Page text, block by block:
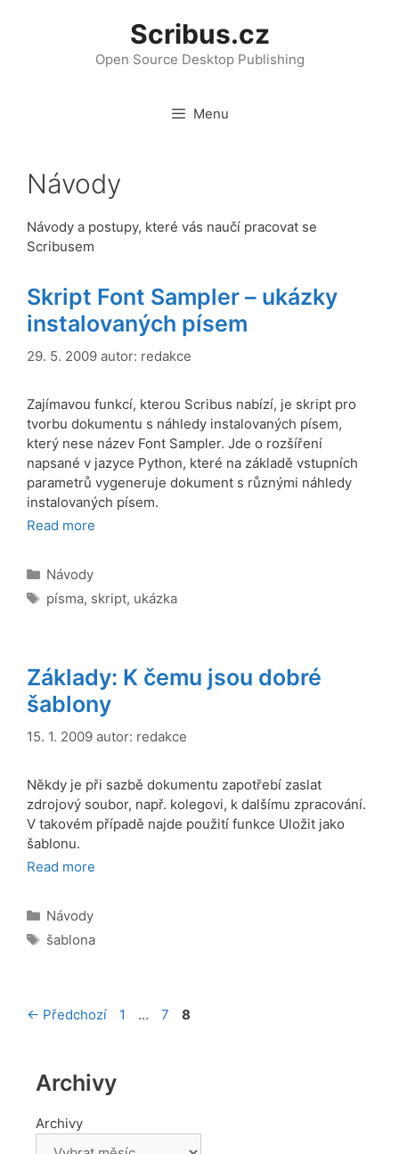
Scribus.cz
Open Source Desktop Publishing
Menu
Návody
Návody a postupy, které vás naučí pracovat se
Scribusem
Skript Font Sampler – ukázky
instalovaných písem
29. 5. 2009 autor: redakce
Zajímavou funkcí, kterou Scribus nabízí, je skript pro
tvorbu dokumentu s náhledy instalovaných písem,
který nese název Font Sampler. Jde o rozšíření
napsané v jazyce Python, které na základě vstupních
parametrů vygeneruje dokument s různými náhledy
instalovaných písem.
Read more
Rubriky
Návody
Štítky
písma, skript, ukázka
Základy: K čemu jsou dobré
šablony
15. 1. 2009 autor: redakce
Někdy je při sazbě dokumentu zapotřebí zaslat
zdrojový soubor, např. kolegovi, k dalšímu zpracování.
V takovém případě najde použití funkce Uložit jako
šablonu.
Read more
Rubriky
Návody
Štítky
šablona
← Předchozí Stránka
1 … Stránka
7 Stránka
8
Archivy
Archivy